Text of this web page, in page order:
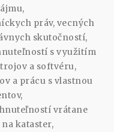
práv, vecných
skutočností,
s využitím
a softvéru,
a prácu s vlastnou
vrátane
kataster,